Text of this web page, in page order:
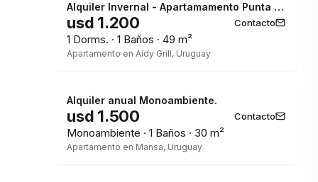
Alquiler Invernal - Apartamamento Punta del Este - 1 Dormitorio
usd 1.200 Contacto
1 Dorms. · 1 Baños · 49 m²
Apartamento en Aidy Grill, Uruguay
Alquiler anual Monoambiente.
usd 1.500 Contacto
Monoambiente · 1 Baños · 30 m²
Apartamento en Mansa, Uruguay